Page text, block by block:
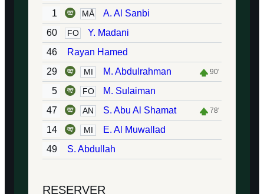
1 MÅ
A. Al Sanbi
60
FO
Y. Madani
46
Rayan Hamed
29
MI M. Abdulrahman 90′
5 FO
M. Sulaiman
47
AN S. Abu Al Shamat 78′
14 MI
E. Al Muwallad
49
S. Abdullah
RESERVER